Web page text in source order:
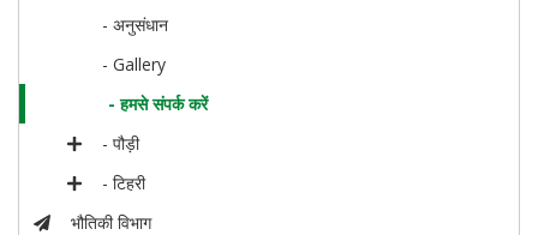
- अनुसंधान
- Gallery
- हमसे संपर्क करें
- पौड़ी
- टिहरी
भौतिकी विभाग